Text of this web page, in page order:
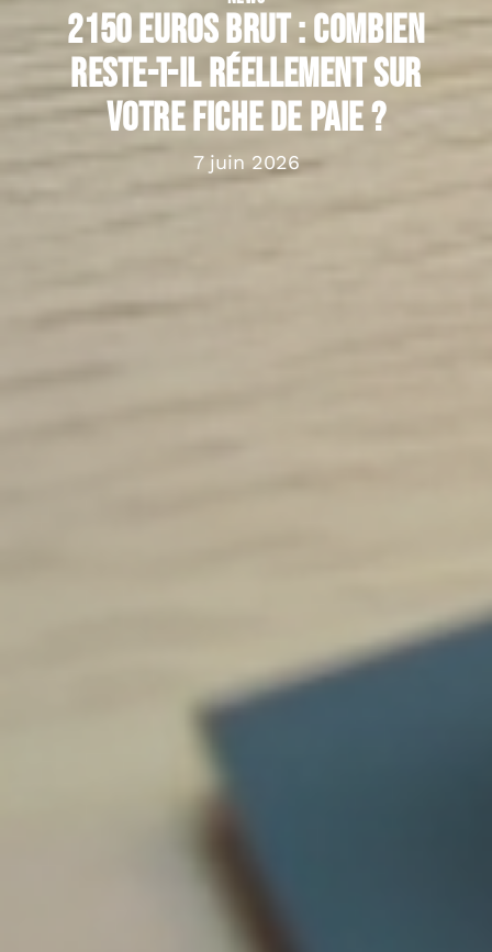
2150 euros brut : combien
reste-t-il réellement sur
votre fiche de paie ?
7 juin 2026